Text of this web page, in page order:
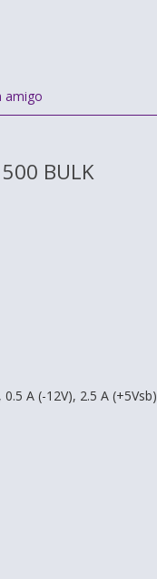
amigo
BULK
A (-12V), 2.5 A (+5Vsb)